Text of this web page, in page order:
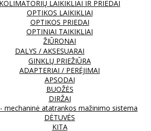
KOLIMATORIŲ LAIKIKLIAI IR PRIEDAI
OPTIKOS LAIKIKLIAI
OPTIKOS PRIEDAI
OPTINIAI TAIKIKLIAI
ŽIŪRONAI
DALYS / AKSESUARAI
GINKLŲ PRIEŽIŪRA
ADAPTERIAI / PERĖJIMAI
APSODAI
BUOŽĖS
DIRŽAI
mechaninė atatrankos mažinimo sistema
DĖTUVĖS
KITA